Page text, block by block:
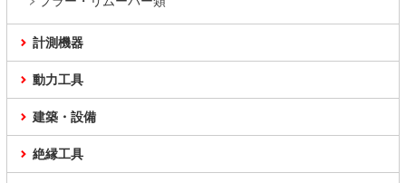
計測機器
動力工具
建築・設備
絶縁工具